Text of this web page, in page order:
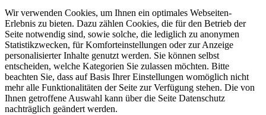
Wir verwenden Cookies, um Ihnen ein optimales Webseiten-
Erlebnis zu bieten. Dazu zählen Cookies, die für den Betrieb der
Seite notwendig sind, sowie solche, die lediglich zu anonymen
Statistikzwecken, für Komforteinstellungen oder zur Anzeige
personalisierter Inhalte genutzt werden. Sie können selbst
entscheiden, welche Kategorien Sie zulassen möchten. Bitte
beachten Sie, dass auf Basis Ihrer Einstellungen womöglich nicht
mehr alle Funktionalitäten der Seite zur Verfügung stehen. Die von
Ihnen getroffene Auswahl kann über die Seite Datenschutz
nachträglich geändert werden.